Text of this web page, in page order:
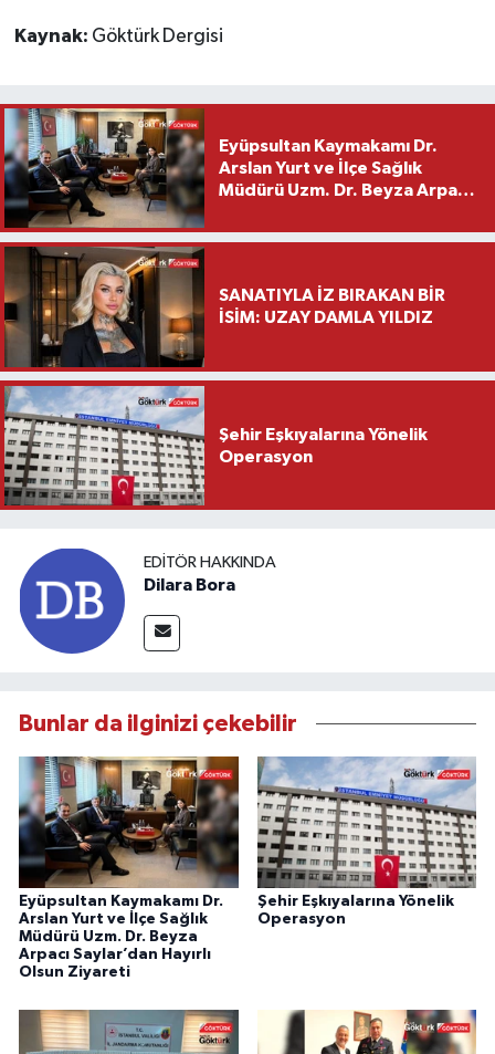
Kaynak: Göktürk Dergisi
Eyüpsultan Kaymakamı Dr.
Arslan Yurt ve İlçe Sağlık
Müdürü Uzm. Dr. Beyza Arpacı
Ziyareti
SANATIYLA İZ BIRAKAN BİR
İSİM: UZAY DAMLA YILDIZ
Şehir Eşkıyalarına Yönelik
Operasyon
EDITÖR HAKKINDA
Dilara Bora
Bunlar da ilginizi çekebilir
Eyüpsultan Kaymakamı Dr.
Arslan Yurt ve İlçe Sağlık
Müdürü Uzm. Dr. Beyza
Arpacı Saylar’dan Hayırlı
Olsun Ziyareti
Şehir Eşkıyalarına Yönelik
Operasyon